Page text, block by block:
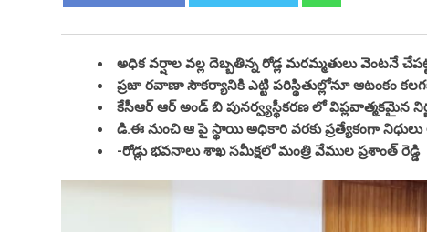
అధిక వర్షాల వల్ల దెబ్బతిన్న రోడ్ల మరమ్మతులు వెంటనే
ప్రజా రవాణా సౌకర్యానికి ఎట్టి పరిస్థితుల్లోనూ ఆటంకం
కేసీఆర్ ఆర్ అండ్ బి పునర్వ్యస్థీకరణ లో విప్లవాత్మకమైన
డి.ఈ నుంచి ఆ పై స్థాయి అధికారి వరకు ప్రత్యేకంగా
-రోడ్లు భవనాలు శాఖ సమీక్షలో మంత్రి వేముల ప్రశాంత్ రెడ్డి